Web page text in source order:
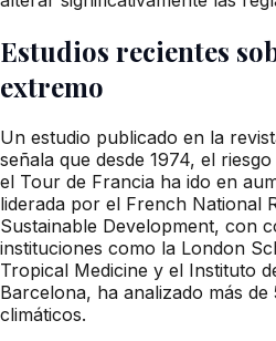
Estudios recientes
extremo
Un estudio publicado en la
señala que desde 1974, el
el Tour de Francia ha ido en
liderada por el French National
Sustainable Development, con
instituciones como la London
Tropical Medicine y el Instituto
Barcelona, ha analizado más de
climáticos.